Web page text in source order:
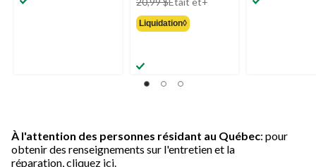
Liquidation◊
À l'attention des personnes résidant au Québec: pour
obtenir des renseignements sur l'entretien et la
réparation, cliquez ici.